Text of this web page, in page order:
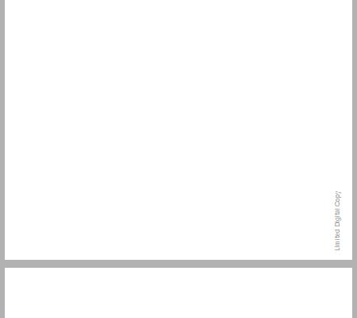
6. הקונטרסים ודקדוקי הטעמים ... 7